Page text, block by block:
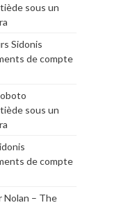
sous un
Sidonis
de compte
sous un
de compte
Nolan – The